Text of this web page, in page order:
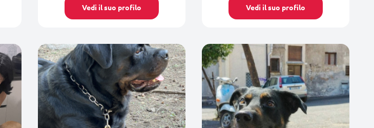
Vedi il suo profilo Vedi il suo profilo